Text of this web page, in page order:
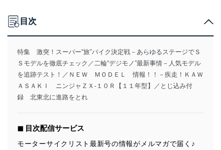
目次
特集 激突！スーパー“旅”バイク決定戦－あらゆるステージでＳ
Ｓモデルを徹底チェック／二輪“デジモノ”最新事情－人気モデル
を追跡テスト！／ＮＥＷ ＭＯＤＥＬ 情報！！－疾走！ＫＡＷ
ＡＳＡＫＩ ニンジャＺＸ-１０Ｒ【１１年型】／とじ込み付
録 北東北に進路をとれ
◼︎ 目次配信サービス
モーターサイクリスト最新号の情報がメルマガで届く♪